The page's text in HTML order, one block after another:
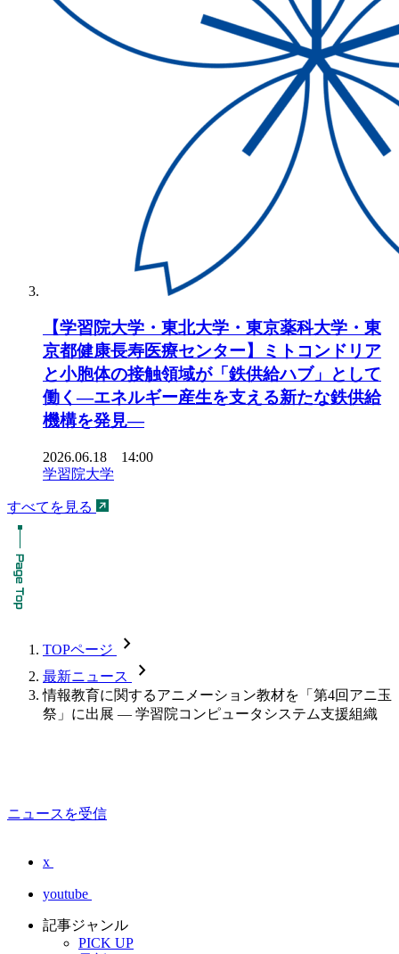
【学習院大学・東北大学・東京薬科大学・東
京都健康長寿医療センター】ミトコンドリア
と小胞体の接触領域が「鉄供給ハブ」として
働く―エネルギー産生を支える新たな鉄供給
機構を発見―
2026.06.18 14:00
学習院大学
すべてを見る
TOPページ chevron_forward
最新ニュース chevron_forward
情報教育に関するアニメーション教材を「第4回アニ玉
祭」に出展 — 学習院コンピュータシステム支援組織
ニュースを受信
x
youtube
記事ジャンル
PICK UP